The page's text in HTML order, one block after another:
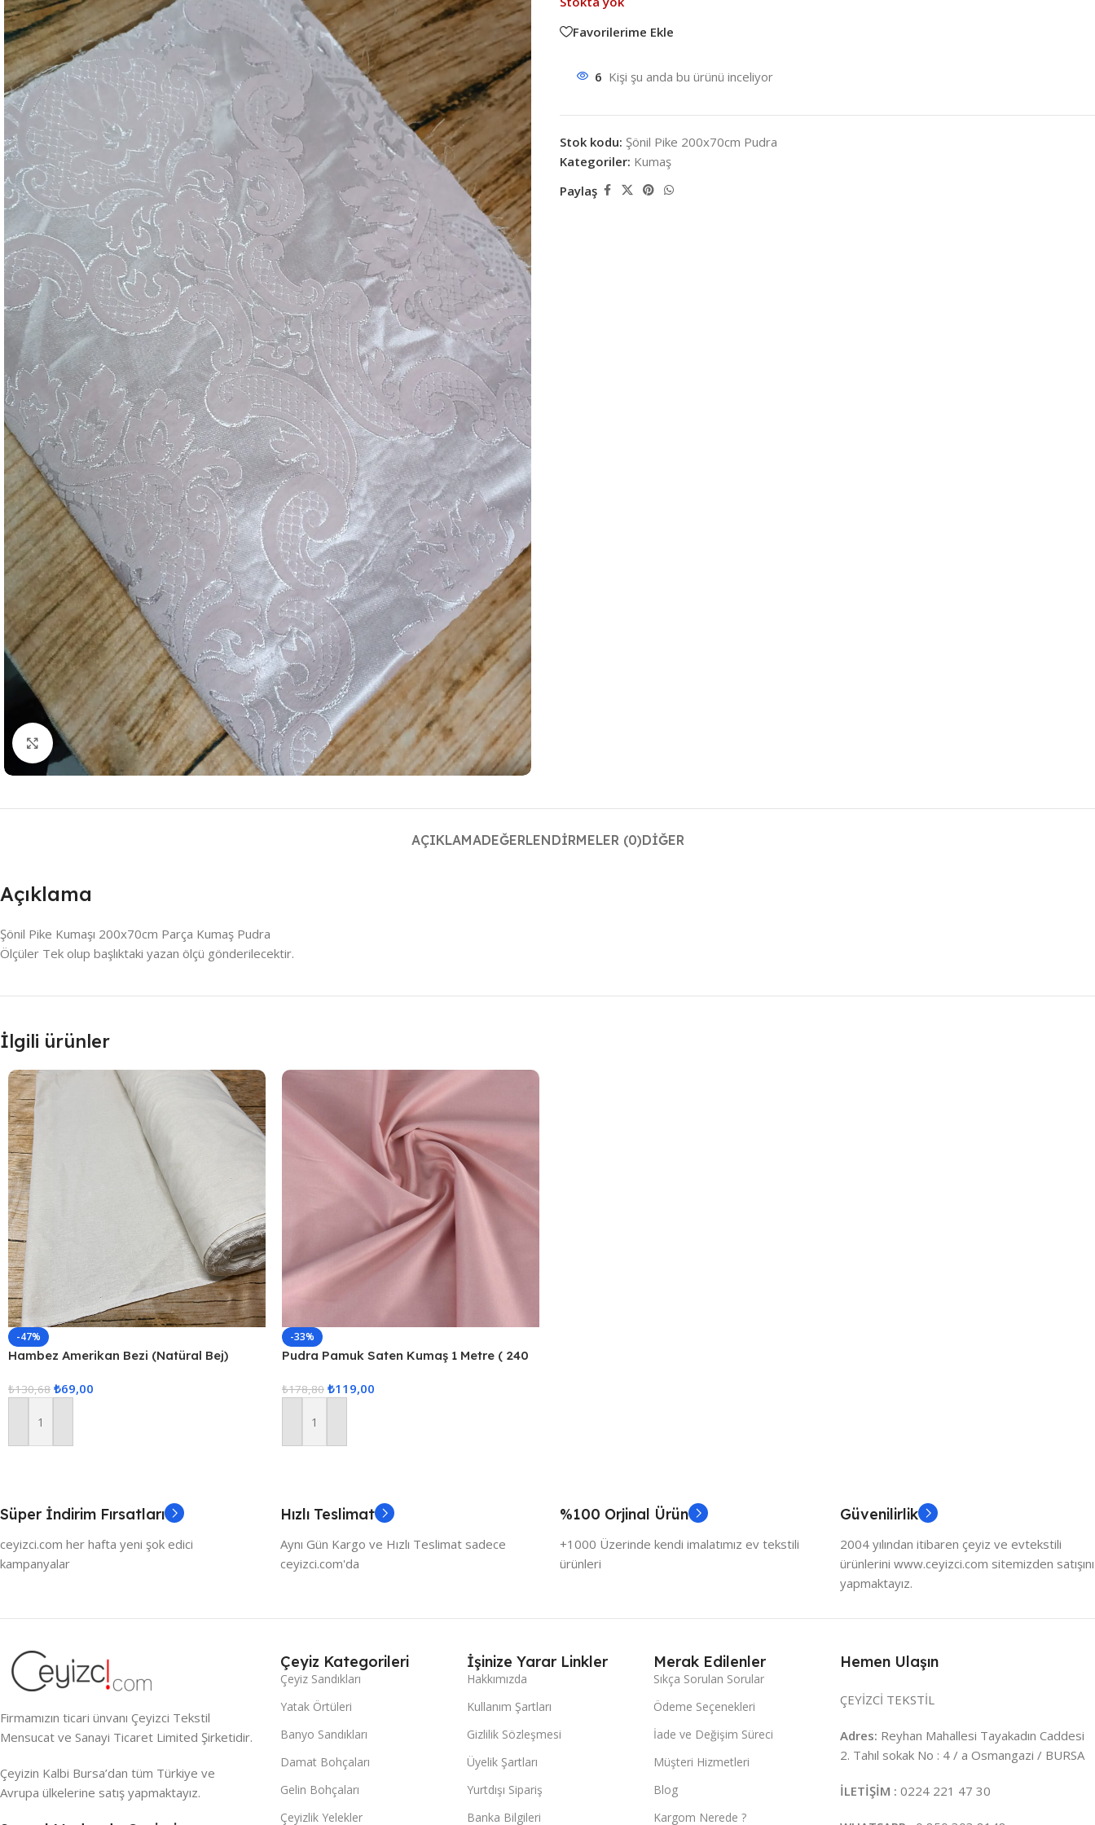
Resmi Büyüt
Favorilerime Ekle
6 Kişi şu anda bu ürünü inceliyor
Stok kodu: Şönil Pike 200x70cm Pudra
Kategoriler: Kumaş
Paylaş
AÇIKLAMADEĞERLENDIRMELER (0)DIĞER
Açıklama
Şönil Pike Kumaşı 200x70cm Parça Kumaş Pudra
Ölçüler Tek olup başlıktaki yazan ölçü gönderilecektir.
İlgili ürünler
-47%
Hambez Amerikan Bezi (Natüral Bej)
₺130,68 ₺69,00
Sepete Ekle
-33%
Pudra Pamuk Saten Kumaş 1 Metre ( 240
₺178,80 ₺119,00
Sepete Ekle
Süper İndirim Fırsatları
ceyizci.com her hafta yeni şok edici
kampanyalar
Hızlı Teslimat
Aynı Gün Kargo ve Hızlı Teslimat sadece
ceyizci.com'da
%100 Orjinal Ürün
+1000 Üzerinde kendi imalatımız ev tekstili
ürünleri
Güvenilirlik
2004 yılından itibaren çeyiz ve evtekstili
ürünlerini www.ceyizci.com sitemizden satışını
yapmaktayız.
Firmamızın ticari ünvanı Çeyizci Tekstil
Mensucat ve Sanayi Ticaret Limited Şirketidir.
Çeyizin Kalbi Bursa’dan tüm Türkiye ve
Avrupa ülkelerine satış yapmaktayız.
Çeyiz Kategorileri
Çeyiz Sandıkları
Yatak Örtüleri
Banyo Sandıkları
Damat Bohçaları
Gelin Bohçaları
Çeyizlik Yelekler
İşinize Yarar Linkler
Hakkımızda
Kullanım Şartları
Gizlilik Sözleşmesi
Üyelik Şartları
Yurtdışı Sipariş
Banka Bilgileri
Merak Edilenler
Sıkça Sorulan Sorular
Ödeme Seçenekleri
İade ve Değişim Süreci
Müşteri Hizmetleri
Blog
Kargom Nerede ?
Hemen Ulaşın
ÇEYİZCİ TEKSTİL
Adres: Reyhan Mahallesi Tayakadın Caddesi
2. Tahıl sokak No : 4 / a Osmangazi / BURSA
İLETİŞİM : 0224 221 47 30